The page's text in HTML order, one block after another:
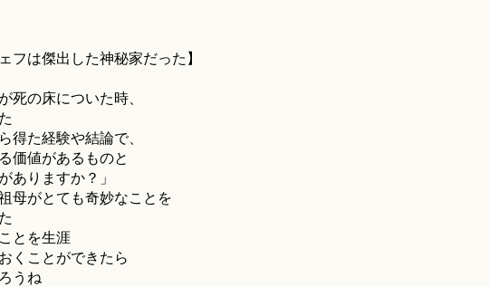
フは傑出した神秘家だった】
死の床についた時、
得た経験や結論で、
価値があるものと
ありますか？」
母がとても奇妙なことを
とを生涯
くことができたら
うね